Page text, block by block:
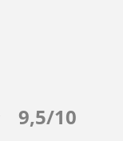
9,5/10